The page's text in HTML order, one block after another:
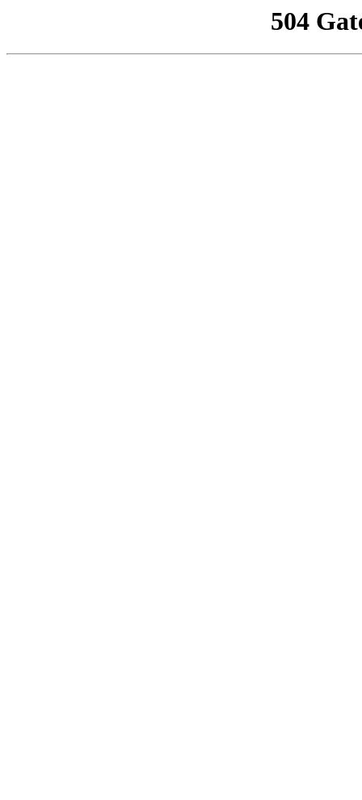
504